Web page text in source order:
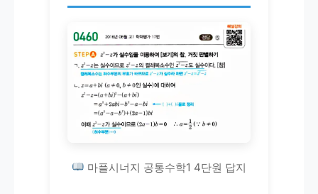
마플시너지 공통수학1 4단원 답지